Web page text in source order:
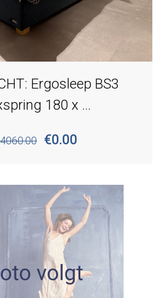
Ergosleep BS3
180 x ...
€0.00